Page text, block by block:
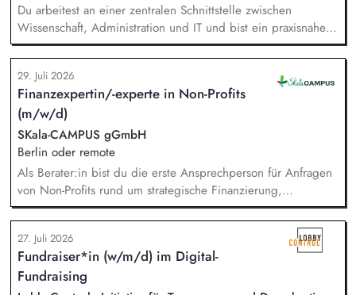
Du arbeitest an einer zentralen Schnittstelle zwischen
Wissenschaft, Administration und IT und bist ein praxisnaher
Allrounder in den verschiedenen Themenbereichen. In dieser
Rolle betreust Du unsere Bibliothek, entwickelst unser
Forschungsinformationssystem (FIS) und das institutionelle
Forschungsdatenmanagement (FDM) weiter. Du sicherst die
Qualität und Nachvollziehbarkeit von
Forschungsinformationen und unterstützt durch Analysen,
Kennzahlen und Berichte die strategische Steuerung des
Instituts.
29. Juli 2026
Finanzexpertin/-experte in Non-Profits
(m/w/d)
SKala-CAMPUS gGmbH
Berlin oder remote
Als Berater:in bist du die erste Ansprechperson für Anfragen
von Non-Profits rund um strategische Finanzierung,
Finanzmanagement und Fundraising. Dabei entwickelst du
den gesamten Prozess von der Anfrage über
Angebotserstellung bis zur eigenverantwortlichen Umsetzung.
Auf Basis der jeweiligen Herausforderungen entwickelst du
passgenaue Beratungsprozesse und berätst Organisationen zu
27. Juli 2026
Fundraiser*in (w/m/d) im Digital-
Fundraising